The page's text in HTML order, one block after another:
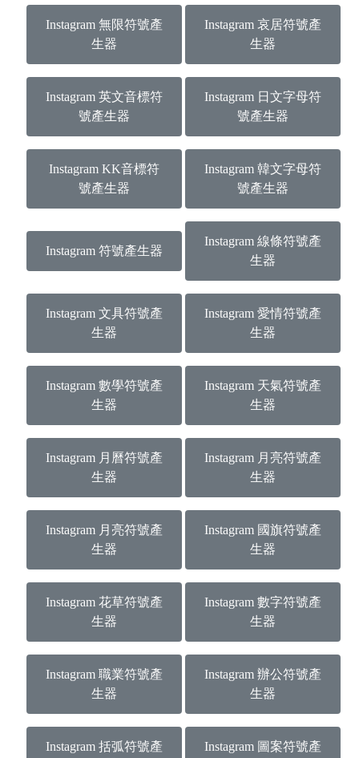
Instagram 無限符號產
生器
Instagram 哀居符號產
生器
Instagram 英文音標符
號產生器
Instagram 日文字母符
號產生器
Instagram KK音標符
號產生器
Instagram 韓文字母符
號產生器
Instagram 符號產生器
Instagram 線條符號產
生器
Instagram 文具符號產
生器
Instagram 愛情符號產
生器
Instagram 數學符號產
生器
Instagram 天氣符號產
生器
Instagram 月曆符號產
生器
Instagram 月亮符號產
生器
Instagram 月亮符號產
生器
Instagram 國旗符號產
生器
Instagram 花草符號產
生器
Instagram 數字符號產
生器
Instagram 職業符號產
生器
Instagram 辦公符號產
生器
Instagram 括弧符號產
Instagram 圖案符號產